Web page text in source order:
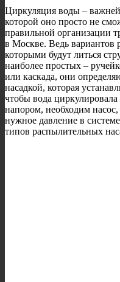
Циркуляция воды –
которой оно просто не
правильной организации
в Москве. Ведь вариантов
которыми будут литься
наиболее простых –
или каскада, они
насадкой, которая
чтобы вода
напором, необходим
нужное давление в
типов распылительных